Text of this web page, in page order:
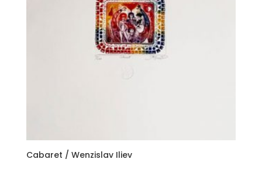
Cabaret / Wenzislav Iliev